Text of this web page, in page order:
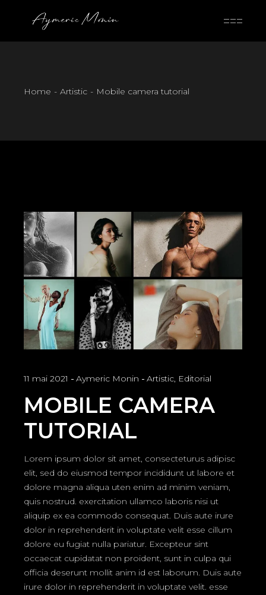
Home Artistic Mobile camera tutorial
11 mai 2021 Aymeric Monin Artistic, Editorial
MOBILE CAMERA
TUTORIAL
Lorem ipsum dolor sit amet, consecteturus adipisc
elit, sed do eiusmod tempor incididunt ut labore et
dolore magna aliqua uten enim ad minim veniam,
quis nostrud. exercitation ullamco laboris nisi ut
aliquip ex ea commodo consequat. Duis aute irure
dolor in reprehenderit in voluptate velit esse cillum
dolore eu fugiat nulla pariatur. Excepteur sint
occaecat cupidatat non proident, sunt in culpa qui
officia deserunt mollit anim id est laborum. Duis aute
irure dolor in reprehenderit in voluptate velit. esse